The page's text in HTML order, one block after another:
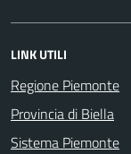
LINK UTILI
Regione Piemonte
Provincia di Biella
Sistema Piemonte